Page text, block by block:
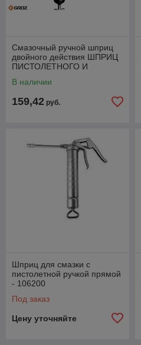
Смазочный ручной шприц
двойного действия ШПРИЦ
ПИСТОЛЕТНОГО И
GR42380
В наличии
159,42 руб.
Шприц для смазки с
пистолетной ручкой прямой
- 106200
Под заказ
Цену уточняйте